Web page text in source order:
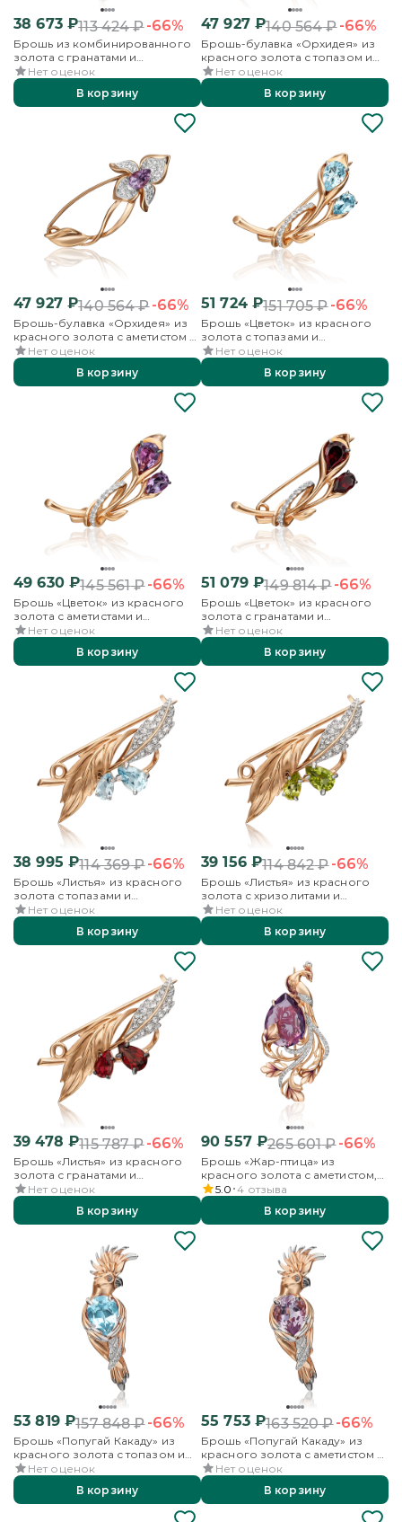
38 673₽113 424₽-66%
Брошь из комбинированного
золота с гранатами и
бесцветными топазами
Нет оценок
В корзину
47 927₽140 564₽-66%
Брошь-булавка «Орхидея» из
красного золота с топазом и
бесцветными топазами
Нет оценок
В корзину
47 927₽140 564₽-66%
Брошь-булавка «Орхидея» из
красного золота с аметистом и
бесцветными топазами
Нет оценок
В корзину
51 724₽151 705₽-66%
Брошь «Цветок» из красного
золота с топазами и
бесцветными топазами
Нет оценок
В корзину
49 630₽145 561₽-66%
Брошь «Цветок» из красного
золота с аметистами и
бесцветными топазами
Нет оценок
В корзину
51 079₽149 814₽-66%
Брошь «Цветок» из красного
золота с гранатами и
бесцветными топазами
Нет оценок
В корзину
38 995 ₽114 369₽-66%
Брошь «Листья» из красного
золота с топазами и
бесцветными топазами
Нет оценок
В корзину
39 156₽114 842₽-66%
Брошь «Листья» из красного
золота с хризолитами и
бесцветными топазами
Нет оценок
В корзину
39 478 ₽115 787₽-66%
Брошь «Листья» из красного
золота с гранатами и
бесцветными топазами
Нет оценок
В корзину
90 557₽265 601₽-66%
Брошь «Жар-птица» из
красного золота с аметистом,
бесцветными топазами и
эмалью
5.0 4 отзыва
В корзину
53 819₽157 848₽-66%
Брошь «Попугай Какаду» из
красного золота с топазом и
бесцветными топазами
Нет оценок
В корзину
55 753₽163 520₽-66%
Брошь «Попугай Какаду» из
красного золота с аметистом и
бесцветными топазами
Нет оценок
В корзину